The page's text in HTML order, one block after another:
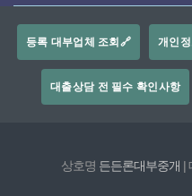
등록 대부업체 조회🔗 개인
대출상담 전 필수 확인사항
상호명 든든론대부중개 |